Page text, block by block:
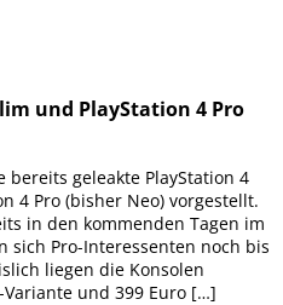
und PlayStation 4 Pro
bereits geleakte PlayStation 4
4 Pro (bisher Neo) vorgestellt.
in den kommenden Tagen im
sich Pro-Interessenten noch bis
liegen die Konsolen
und 399 Euro […]